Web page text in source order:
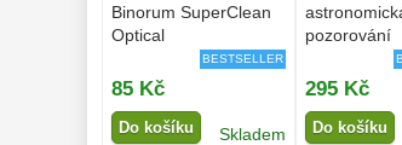
Binorum SuperClean
Optical
BESTSELLER
85 Kč
Do košíku Skladem
pozorování
295 Kč
Do košíku